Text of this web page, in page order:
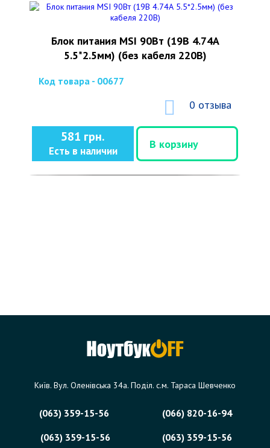
Блок питания MSI 90Вт (19В 4.74А
5.5*2.5мм) (без кабеля 220В)
Код товара - 00677
0 отзыва
581 грн.
Есть в наличии
В корзину
Київ. Вул. Оленівська 34а. Поділ. с.м. Тараса Шевченко
(063) 359-15-56
(066) 820-16-94
(063) 359-15-56
(063) 359-15-56